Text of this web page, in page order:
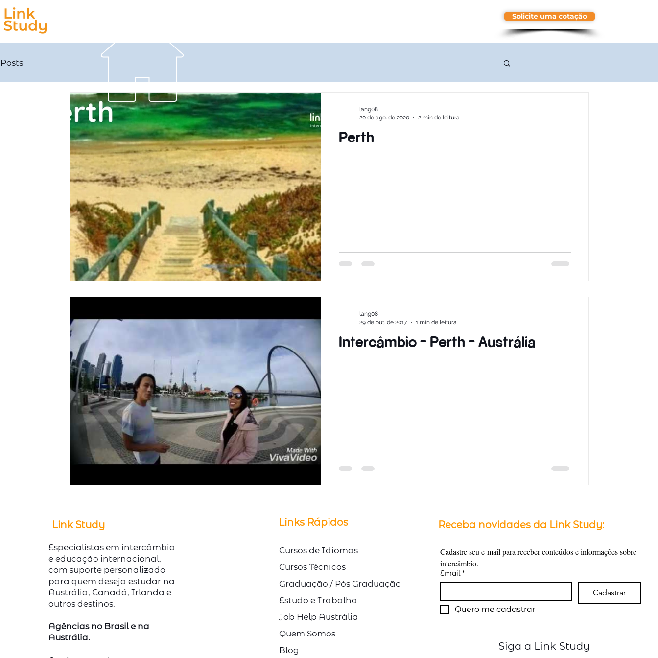
Solicite uma cotação
Posts
Perth
lang08
20 de ago. de 2020
2 min de leitura
Intercâmbio - Perth - Austrália
lang08
29 de out. de 2017
1 min de leitura
© Direitos Autorais Link Study
Link Study
Especialistas em intercâmbio
e educação internacional,
com suporte personalizado
para quem deseja estudar na
Austrália, Canadá, Irlanda e
outros destinos.
Agências no Brasil e na
Austrália.
Links Rápidos
Cursos de Idiomas
Cursos Técnicos
Graduação / Pós Graduação
Estudo e Trabalho
Job Help Austrália
Quem Somos
Blog
Receba novidades da Link Study:
Cadastre seu e-mail para receber conteúdos e informações sobre
intercâmbio.
Email *
Cadastrar
Quero me cadastrar
Siga a Link Study